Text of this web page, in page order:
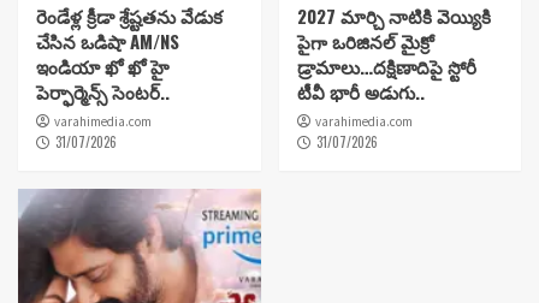
రెండేళ్ల క్రీడా శ్రేష్టతను వేడుక
చేసిన ఒడిషా AM/NS
ఇండియా ఖో ఖో హై
పెర్ఫార్మెన్స్ సెంటర్..
varahimedia.com
31/07/2026
2027 మార్చి నాటికి వెయ్యికి
పైగా ఒరిజినల్ మైక్రో
డ్రామాలు…దక్షిణాదిపై స్టోరీ
టీవీ భారీ అడుగు..
varahimedia.com
31/07/2026